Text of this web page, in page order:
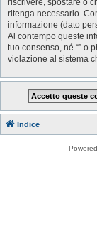
riscrivere, spostare o
ritenga necessario.
informazione (dato
Al contempo queste
tuo consenso, né “” o
violazione al sistema
Indice